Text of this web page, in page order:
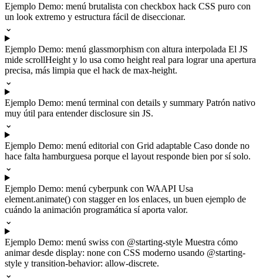
Ejemplo Demo: menú brutalista con checkbox hack CSS puro con
un look extremo y estructura fácil de diseccionar.
⌄
Ejemplo Demo: menú glassmorphism con altura interpolada El JS
mide scrollHeight y lo usa como height real para lograr una apertura
precisa, más limpia que el hack de max-height.
⌄
Ejemplo Demo: menú terminal con details y summary Patrón nativo
muy útil para entender disclosure sin JS.
⌄
Ejemplo Demo: menú editorial con Grid adaptable Caso donde no
hace falta hamburguesa porque el layout responde bien por sí solo.
⌄
Ejemplo Demo: menú cyberpunk con WAAPI Usa
element.animate() con stagger en los enlaces, un buen ejemplo de
cuándo la animación programática sí aporta valor.
⌄
Ejemplo Demo: menú swiss con @starting-style Muestra cómo
animar desde display: none con CSS moderno usando @starting-
style y transition-behavior: allow-discrete.
⌄